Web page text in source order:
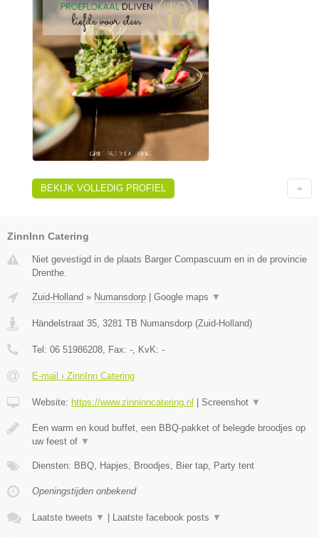
BEKIJK VOLLEDIG PROFIEL
ZinnInn Catering
Niet gevestigd in de plaats Barger Compascuum en in de provincie
Drenthe.
Zuid-Holland » Numansdorp Google maps ▼
Händelstraat 35 3281 TB Numansdorp (Zuid-Holland)
Tel: 06 51986208 , Fax: - , KvK: -
E-mail › ZinnInn Catering
Website: https://www.zinninncatering.nl Screenshot ▼
Een warm en koud buffet, een BBQ-pakket of belegde broodjes op
uw feest of ▼
Diensten: BBQ, Hapjes, Broodjes, Bier tap, Party tent
Openingstijden onbekend
Laatste tweets ▼ Laatste facebook posts ▼